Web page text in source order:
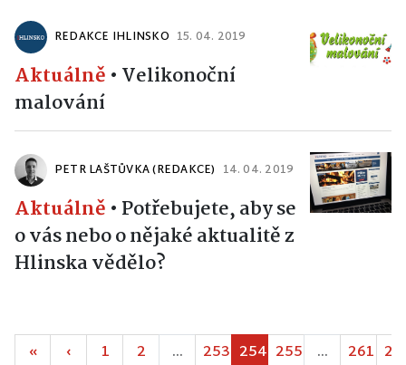
REDAKCE IHLINSKO 15. 04. 2019
Aktuálně • Velikonoční
malování
PETR LAŠTŮVKA (REDAKCE) 14. 04. 2019
Aktuálně • Potřebujete, aby se
o vás nebo o nějaké aktualitě z
Hlinska vědělo?
« ‹ 1 2 ... 253 254 255 ... 261